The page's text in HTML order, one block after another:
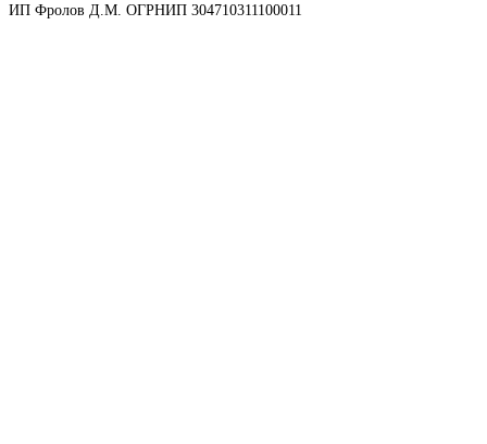
ИП Фролов Д.М. ОГРНИП 304710311100011